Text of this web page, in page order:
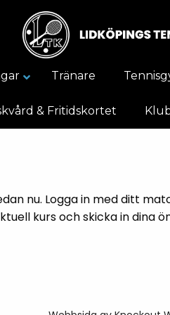
Tränare
& Fritidskortet
nu. Logga in med ditt
kurs och skicka in dina